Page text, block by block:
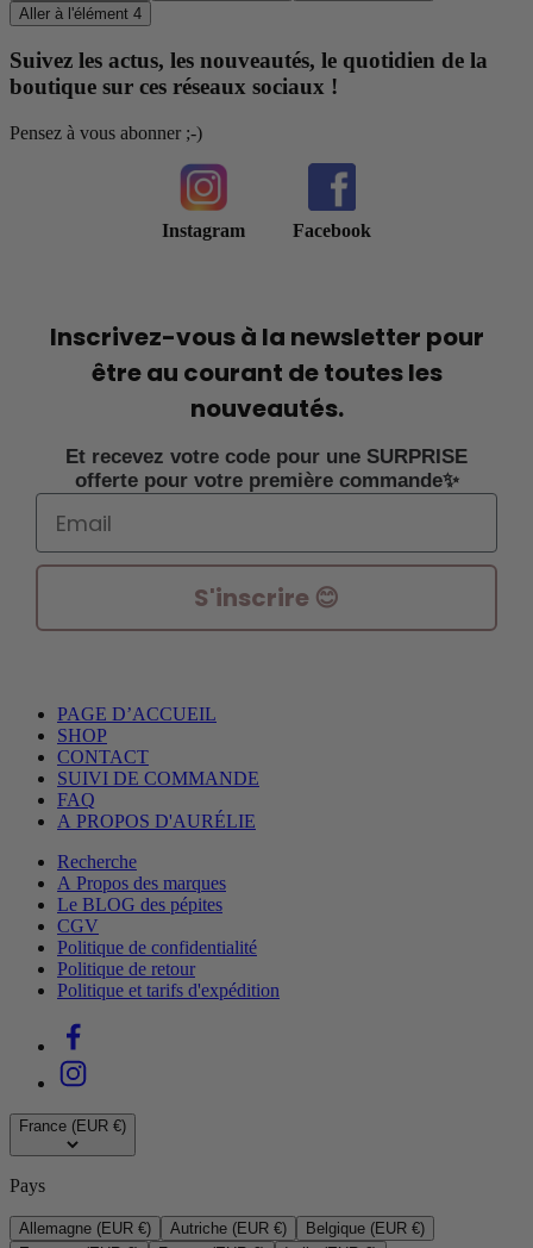
Aller à l'élément 4
Suivez les actus, les nouveautés, le quotidien de la
boutique sur ces réseaux sociaux !
Pensez à vous abonner ;-)
Instagram Facebook
Inscrivez-vous à la newsletter pour
être au courant de toutes les
nouveautés.
Et recevez votre code pour une SURPRISE
offerte pour votre première commande✨
Email
S'inscrire 😊
PAGE D’ACCUEIL
SHOP
CONTACT
SUIVI DE COMMANDE
FAQ
A PROPOS D'AURÉLIE
Recherche
A Propos des marques
Le BLOG des pépites
CGV
Politique de confidentialité
Politique de retour
Politique et tarifs d'expédition
France (EUR €)
Pays
Allemagne (EUR €) Autriche (EUR €)
Belgique (EUR €)